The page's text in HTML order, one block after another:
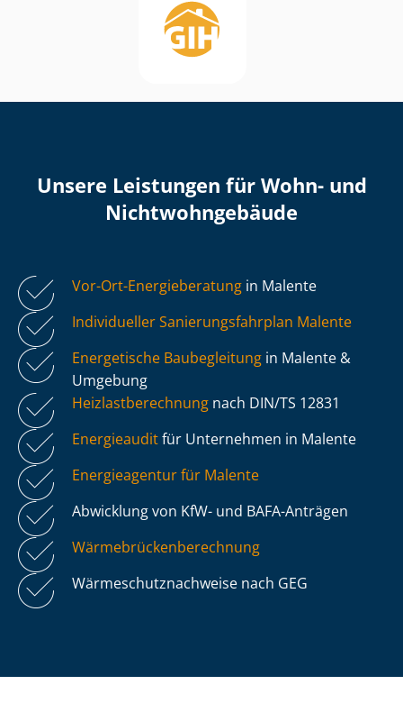
Unsere Leistungen für Wohn- und
Nicht­wohn­ge­bäu­de
Vor-Ort-Energieberatung in Malente
Individueller Sa­nie­rungs­fahr­plan Malente
Energetische Baubegleitung in Malente &
Umgebung
Heiz­last­be­rech­nung nach DIN/TS 12831
Energieauditfür Unternehmen in Malente
Energieagentur für Malente
Abwicklung von KfW- und BAFA-Anträgen
Wär­me­brü­cken­be­rech­nung
Wär­me­schutz­nach­wei­se nach GEG